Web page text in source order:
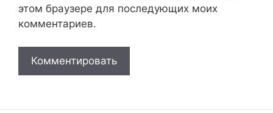
этом браузере для последующих моих
комментариев.